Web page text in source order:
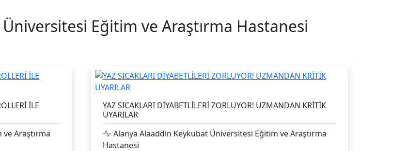
Eğitim ve Araştırma Hastanesi
İLE
Araştırma
YAZ SICAKLARI DİYABETLİLERİ ZORLUYOR! UZMANDAN KRİTİK
UYARILAR
Alanya Alaaddin Keykubat Üniversitesi Eğitim ve Araştırma
Hastanesi